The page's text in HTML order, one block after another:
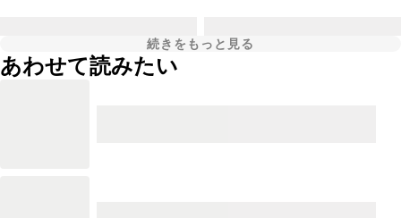
続きをもっと見る
あわせて読みたい